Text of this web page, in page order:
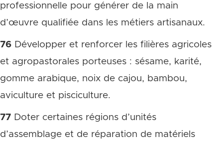
professionnelle pour générer de la main
d’œuvre qualifiée dans les métiers artisanaux.
76 Développer et renforcer les filières agricoles
et agropastorales porteuses : sésame, karité,
gomme arabique, noix de cajou, bambou,
aviculture et pisciculture.
77 Doter certaines régions d’unités
d’assemblage et de réparation de matériels